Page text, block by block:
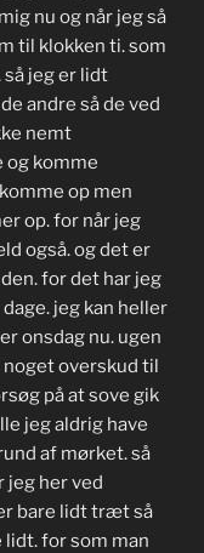
nu og når jeg så
til klokken ti. som
jeg er lidt
andre så de ved
nemt
og komme
op men
op. for når jeg
også. og det er
for det har jeg
jeg kan heller
onsdag nu. ugen
noget overskud til
på at sove gik
jeg aldrig have
af mørket. så
jeg her ved
bare lidt træt så
lidt. for som man